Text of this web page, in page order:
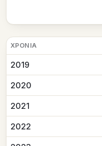
ΧΡΟΝΙΆ
2019
2020
2021
2022